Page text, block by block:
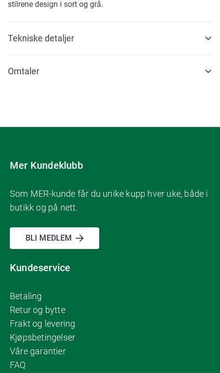
stilrene design i sort og grå.
Tekniske detaljer
Omtaler
Mer Kundeklubb
Som MER-kunde får du unike kupp hver uke, både i
butikk og på nett.
BLI MEDLEM
Kundeservice
Betaling
Retur og bytte
Frakt og levering
Kjøpsbetingelser
Våre garantier
FAQ